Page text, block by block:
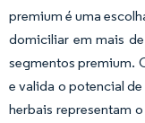
premium é uma
domiciliar em mais
segmentos premium.
e valida o potencial
herbais representam